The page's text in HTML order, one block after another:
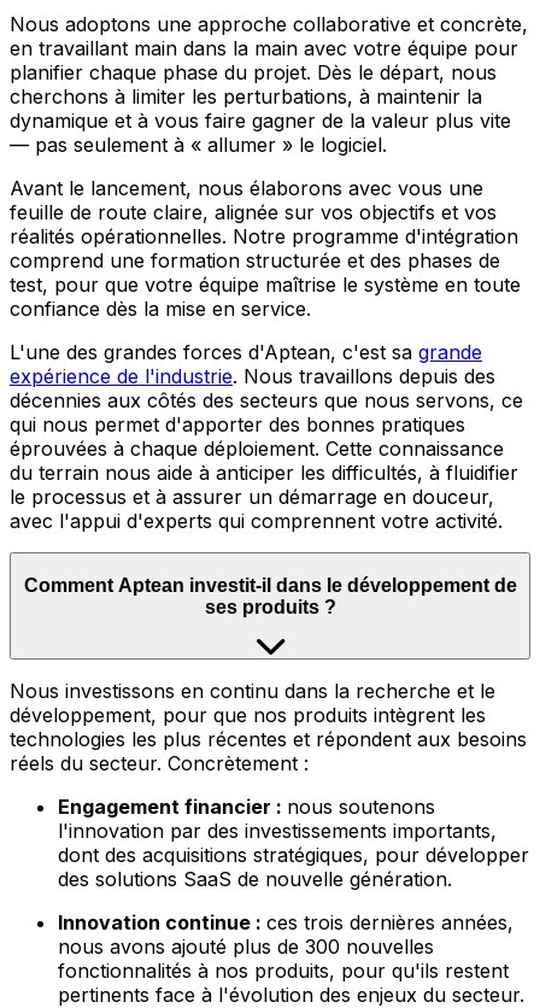
Nous adoptons une approche collaborative et concrète,
en travaillant main dans la main avec votre équipe pour
planifier chaque phase du projet. Dès le départ, nous
cherchons à limiter les perturbations, à maintenir la
dynamique et à vous faire gagner de la valeur plus vite
— pas seulement à « allumer » le logiciel.
Avant le lancement, nous élaborons avec vous une
feuille de route claire, alignée sur vos objectifs et vos
réalités opérationnelles. Notre programme d'intégration
comprend une formation structurée et des phases de
test, pour que votre équipe maîtrise le système en toute
confiance dès la mise en service.
L'une des grandes forces d'Aptean, c'est sa grande
expérience de l'industrie. Nous travaillons depuis des
décennies aux côtés des secteurs que nous servons, ce
qui nous permet d'apporter des bonnes pratiques
éprouvées à chaque déploiement. Cette connaissance
du terrain nous aide à anticiper les difficultés, à fluidifier
le processus et à assurer un démarrage en douceur,
avec l'appui d'experts qui comprennent votre activité.
Comment Aptean investit-il dans le développement de
ses produits ?
Nous investissons en continu dans la recherche et le
développement, pour que nos produits intègrent les
technologies les plus récentes et répondent aux besoins
réels du secteur. Concrètement :
Engagement financier : nous soutenons
l'innovation par des investissements importants,
dont des acquisitions stratégiques, pour développer
des solutions SaaS de nouvelle génération.
Innovation continue : ces trois dernières années,
nous avons ajouté plus de 300 nouvelles
fonctionnalités à nos produits, pour qu'ils restent
pertinents face à l'évolution des enjeux du secteur.